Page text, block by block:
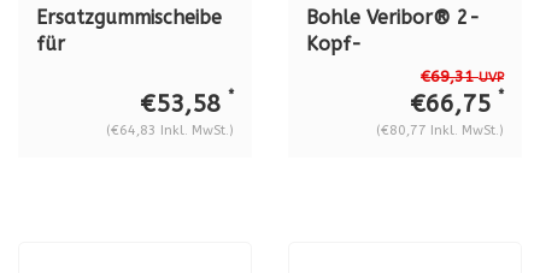
Ersatzgummischeibe
für
€53,58 *
(€64,83 Inkl. MwSt.)
Bohle Veribor® 2-
Kopf-
Gelenksaugheber BO
602.2G, 35 kg.
€69,31UVP
€66,75 *
(€80,77 Inkl. MwSt.)